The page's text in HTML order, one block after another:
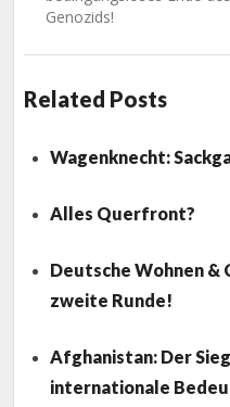
Genozids!
Related Posts
Wagenknecht:
Alles Querfront?
Deutsche Wohnen &
zweite Runde!
Afghanistan: Der
internationale